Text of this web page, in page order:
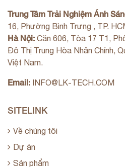
Trung Tâm Trải Nghiệm Ánh
16, Phường Bình Trưng , TP.
Hà Nội: Căn 606, Tòa 17 T1,
Đô Thị Trung Hòa Nhân Chính,
Việt Nam.
Email: INFO@LK-TECH.COM
SITELINK
Về chúng tôi
Dự án
Sản phẩm